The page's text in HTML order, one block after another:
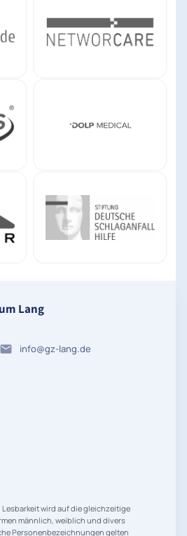
Lang
info@gz-lang.de
wird auf die gleichzeitige
männlich, weiblich und divers
Personenbezeichnungen gelten